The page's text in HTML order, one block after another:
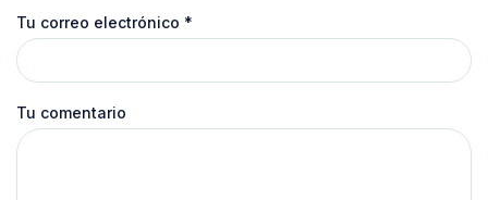
Tu correo electrónico *
Tu comentario